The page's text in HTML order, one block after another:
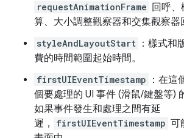
requestAnimationFrame 回呼
算、大小調整觀察器和交集觀察器
styleAndLayoutStart ：樣式和
費的時間範圍起始時間。
firstUIEventTimestamp
：在這
個要處理的 UI 事件 (滑鼠/鍵盤等)
如果事件發生和處理之間有延
遲，
firstUIEventTimestamp 可